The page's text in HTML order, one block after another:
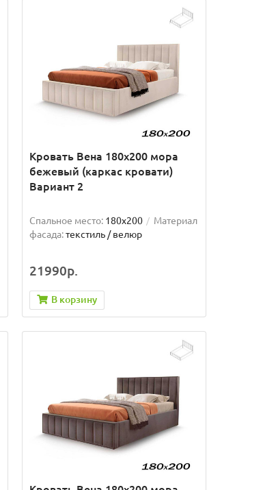
Кровать Вена 180х200 мора
бежевый (каркас кровати)
Вариант 2
Спальное место: 180x200
Материал
фасада:текстиль / велюр
21990р.
В корзину